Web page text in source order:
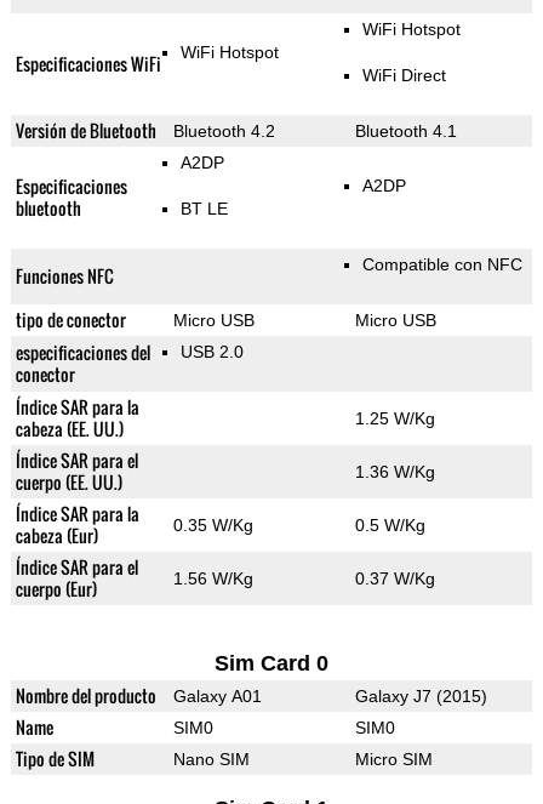
Especificaciones WiFi WiFi Hotspot
WiFi Hotspot
WiFi Direct
Versión de Bluetooth Bluetooth 4.2 Bluetooth 4.1
Especificaciones
bluetooth
A2DP
BT LE
A2DP
Funciones NFC Compatible con NFC
tipo de conector Micro USB Micro USB
especificaciones del
conector
USB 2.0
Índice SAR para la
cabeza (EE. UU.)
1.25 W/Kg
Índice SAR para el
cuerpo (EE. UU.)
1.36 W/Kg
Índice SAR para la
cabeza (Eur)
0.35 W/Kg 0.5 W/Kg
Índice SAR para el
cuerpo (Eur)
1.56 W/Kg 0.37 W/Kg
Sim Card 0
Nombre del producto Galaxy A01 Galaxy J7 (2015)
Name SIM0 SIM0
Tipo de SIM Nano SIM Micro SIM